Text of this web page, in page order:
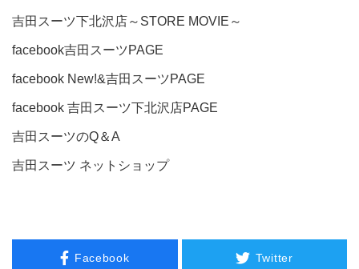
吉田スーツ下北沢店～STORE MOVIE～
facebook吉田スーツPAGE
facebook New!&吉田スーツPAGE
facebook 吉田スーツ下北沢店PAGE
吉田スーツのQ＆A
吉田スーツ ネットショップ
Facebook Twitter